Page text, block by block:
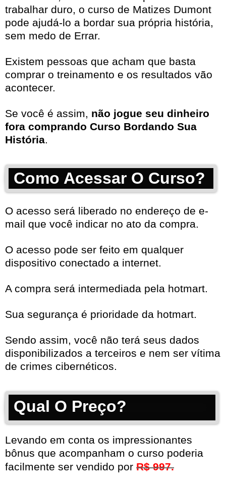
trabalhar duro, o curso de Matizes Dumont
pode ajudá-lo a bordar sua própria história,
sem medo de Errar.
Existem pessoas que acham que basta
comprar o treinamento e os resultados vão
acontecer.
Se você é assim, não jogue seu dinheiro
fora comprando Curso Bordando Sua
História.
Como Acessar O Curso?
O acesso será liberado no endereço de e-
mail que você indicar no ato da compra.
O acesso pode ser feito em qualquer
dispositivo conectado a internet.
A compra será intermediada pela hotmart.
Sua segurança é prioridade da hotmart.
Sendo assim, você não terá seus dados
disponibilizados a terceiros e nem ser vítima
de crimes cibernéticos.
Qual O Preço?
Levando em conta os impressionantes
bônus que acompanham o curso poderia
facilmente ser vendido por R$ 997.